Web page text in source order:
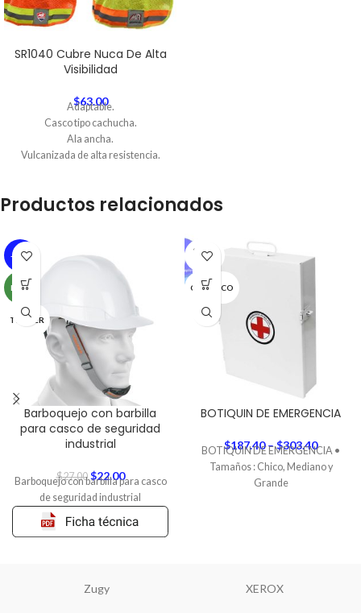
SR1040 Cubre Nuca De Alta
Visibilidad
$63.00
Adaptable.
Casco tipo cachucha.
Ala ancha.
Vulcanizada de alta resistencia.
Productos relacionados
-19%
NEW
TRUPER
Barboquejo con barbilla
para casco de seguridad
industrial
$27.00 $22.00
Barboquejo con barbilla para casco
de seguridad industrial
SOLD
OUT
GENERICO
BOTIQUIN DE EMERGENCIA
$187.40 –$303.40
BOTIQUIN DE EMERGENCIA •
Tamaños : Chico, Mediano y
Grande
Zugy XEROX